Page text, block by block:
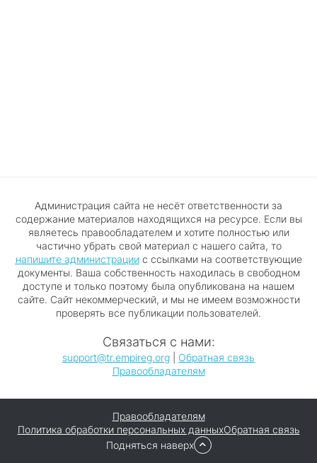
Администрация сайта не несёт ответственности за
содержание материалов находящихся на ресурсе. Если вы
являетесь правообладателем и хотите полностью или
частично убрать свой материал с нашего сайта, то
напишите администрациис ссылками на соответствующие
документы. Ваша собственность находилась в свободном
доступе и только поэтому была опубликована на нашем
сайте. Сайт некоммерческий, и мы не имеем возможности
проверять все публикации пользователей.
Связаться с нами:
support@tr.empireg.org
Обратная связь
Правообладателям
Правообладателям
Политика обработки персональных данныхОбратная связь
Подняться наверх